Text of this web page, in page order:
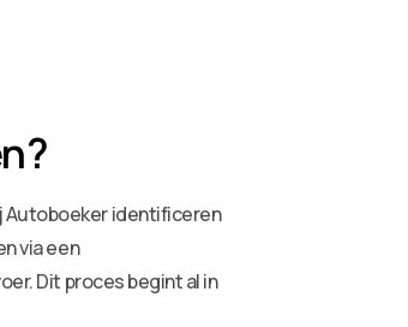
Autoboeker identificeren
via een
Dit proces begint al in